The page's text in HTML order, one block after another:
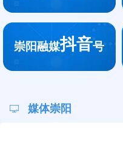
崇阳融媒抖音号
媒体崇阳